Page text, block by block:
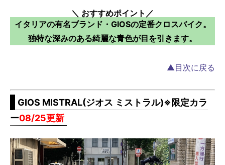
＼ おすすめポイント／
イタリアの有名ブランド・GIOSの定番クロスバイク。
独特な深みのある綺麗な青色が目を引きます。
▲目次に戻る
GIOS MISTRAL(ジオス ミストラル)※限定カラ
ー08/25更新